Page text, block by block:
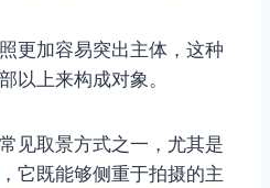
更加容易突出主体，这种
以上来构成对象。
见取景方式之一，尤其是
它既能够侧重于拍摄的主